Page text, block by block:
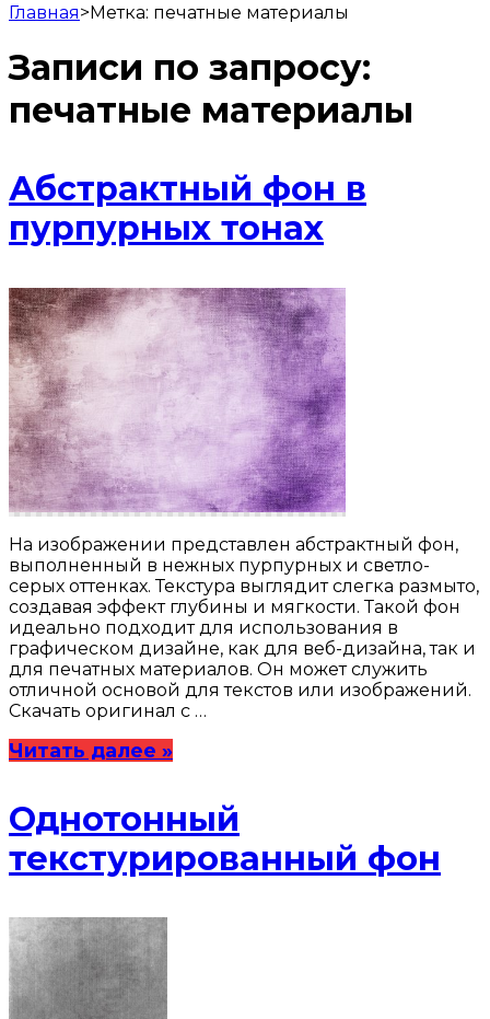
Главная>Метка: печатные материалы
Записи по запросу:
печатные материалы
Абстрактный фон в
пурпурных тонах
На изображении представлен абстрактный фон,
выполненный в нежных пурпурных и светло-
серых оттенках. Текстура выглядит слегка размыто,
создавая эффект глубины и мягкости. Такой фон
идеально подходит для использования в
графическом дизайне, как для веб-дизайна, так и
для печатных материалов. Он может служить
отличной основой для текстов или изображений.
Скачать оригинал с …
Читать далее »
Однотонный
текстурированный фон